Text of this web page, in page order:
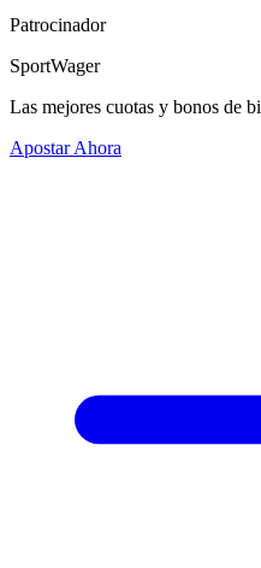
Patrocinador
SportWager
Las mejores cuotas y bonos de
Apostar Ahora